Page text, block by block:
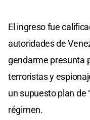
El ingreso fue
autoridades de
gendarme presunta
terroristas y
un supuesto plan de
régimen.